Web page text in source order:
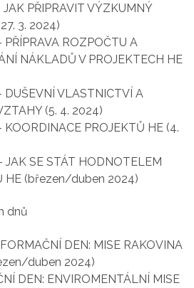
PŘIPRAVIT VÝZKUMNÝ
3. 2024)
ROZPOČTU A
NÁKLADŮ V PROJEKTECH HE
DUŠEVNÍ VLASTNICTVÍ A
(5. 4. 2024)
PROJEKTŮ HE (4.
JAK SE STÁT HODNOTELEM
HE (březen/duben 2024)
dnů
DEN: MISE RAKOVINA
duben 2024)
DEN: ENVIROMENTÁLNÍ MISE